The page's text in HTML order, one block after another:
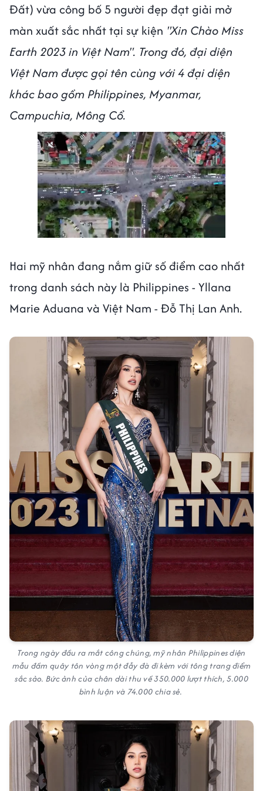
Đất) vừa công bố 5 người đẹp đạt giải mở
màn xuất sắc nhất tại sự kiện "Xin Chào Miss
Earth 2023 in Việt Nam". Trong đó, đại diện
Việt Nam được gọi tên cùng với 4 đại diện
khác bao gồm Philippines, Myanmar,
Campuchia, Mông Cổ.
Hai mỹ nhân đang nắm giữ số điểm cao nhất
trong danh sách này là Philippines - Yllana
Marie Aduana và Việt Nam - Đỗ Thị Lan Anh.
Trong ngày đầu ra mắt công chúng, mỹ nhân Philippines diện
mẫu đầm quây tôn vòng một đẫy đà đi kèm với tông trang điểm
sắc sảo. Bức ảnh của chân dài thu về 350.000 lượt thích, 5.000
bình luận và 74.000 chia sẻ.